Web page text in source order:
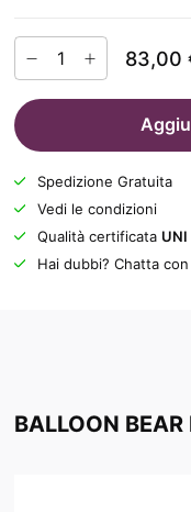
83,00
Spedizione Gratuita
Vedi le condizioni
Qualità certificata UNI
Hai dubbi? Chatta
BALLOON